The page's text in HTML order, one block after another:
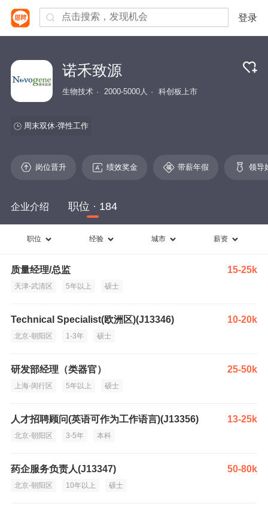
登录
诺禾致源
生物技术 2000-5000人 科创板上市
周末双休 弹性工作
岗位晋升 绩效奖金 带薪年假 领导
企业介绍 职位 · 184
职位 经验 城市 薪资
质量经理/总监 15-25k
天津-武清区 5年以上 硕士
Technical Specialist(欧洲区)(J13346) 10-20k
北京-朝阳区 1-3年 硕士
研发部经理（类器官） 25-50k
上海-闵行区 5年以上 硕士
人才招聘顾问(英语可作为工作语言)(J13356) 13-25k
北京-朝阳区 3-5年 本科
药企服务负责人(J13347) 50-80k
北京-朝阳区 10年以上 硕士